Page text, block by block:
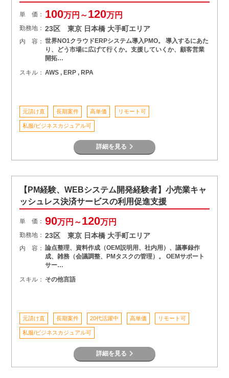
単 価： 100万円～120万円
勤務地： 23区 東京 日本橋 大手町エリア
内 容： 世界NO1クラウドERPシステム導入PMO。 導入するにあた
り、どう市場に広げて行くか。支援していくか、顧客営業
開拓…
スキル： AWS , ERP , RPA
元請け直 長期案件 高単価 リモート可
私服/ビジネスカジュアル可
詳細を見る
【PM経験、WEBシステム開発経験者】小売業キャ
ッシュレス決済サービスの利用促進支援
単 価： 90万円～120万円
勤務地： 23区 東京 日本橋 大手町エリア
内 容： 論点整理、資料作成（OEM説明用、社内用）、議事録作
成、雑務（会議調整、PMタスクの管理）。 OEMサポート
サー…
スキル： その他言語
元請け直 長期案件 20代活躍中 高単価 リモート可
私服/ビジネスカジュアル可
詳細を見る